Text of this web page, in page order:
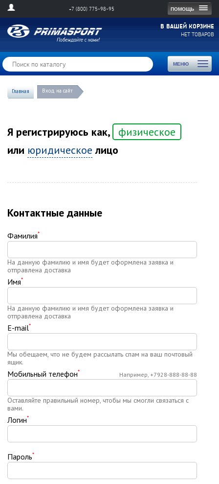
ПОМОЩЬ
+7 (800) 775-98-95
В ВАШЕЙ КОРЗИНЕ
НЕТ ТОВАРОВ
МЕНЮ
Toggle
Главная Вход на сайт
Я регистрируюсь как,
физическое
или юридическое лицо
Контактные данные
Фамилия*
На данную фамилию и имя будет оформлена заявка и
отправлена доставка
Имя*
На данную фамилию и имя будет оформлена заявка и
отправлена доставка
E-mail*
Мы обещаем, что не будем рассылать спам на ваш почтовый
ящик.
Мобильный телефон*
Оставляйте правильный номер, чтобы мы смогли связаться с
вами.
Например, +7928-888-88-88
Логин*
Пароль*